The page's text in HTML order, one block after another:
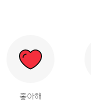
좋아해